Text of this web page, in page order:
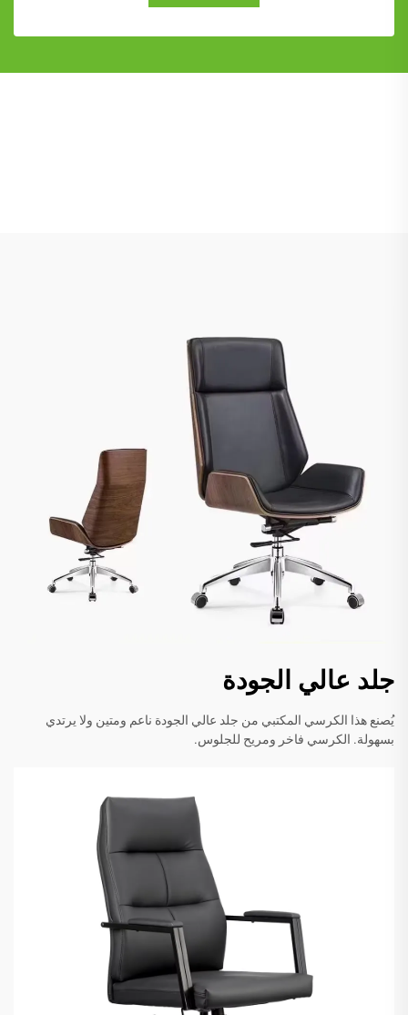
جلد عالي الجودة
يُصنع هذا الكرسي المكتبي من جلد عالي الجودة ناعم ومتين ولا يرتدي
بسهولة. الكرسي فاخر ومريح للجلوس.